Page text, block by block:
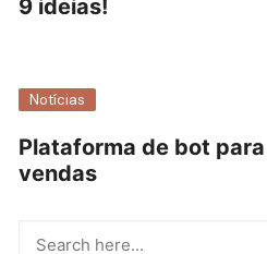
9 ideias!
Notícias
Plataforma de bot
vendas